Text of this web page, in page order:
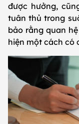
được hưởng,
tuân thủ trong
bảo rằng quan
hiện một cách có